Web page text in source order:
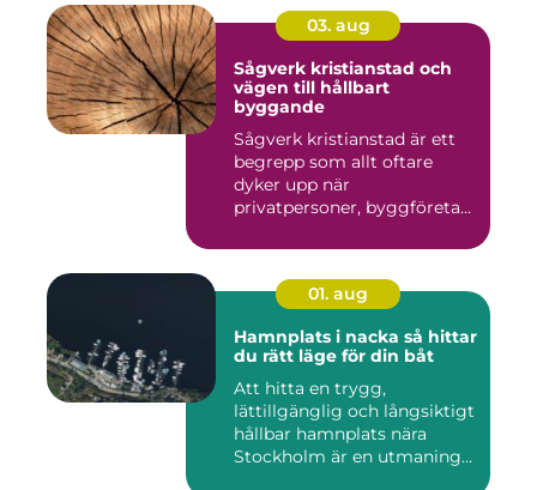
03. aug
Sågverk kristianstad och
vägen till hållbart
byggande
Sågverk kristianstad är ett
begrepp som allt oftare
dyker upp när
privatpersoner, byggföretag
01. aug
Hamnplats i nacka så hittar
du rätt läge för din båt
Att hitta en trygg,
lättillgänglig och långsiktigt
hållbar hamnplats nära
Stockholm är en utmaning